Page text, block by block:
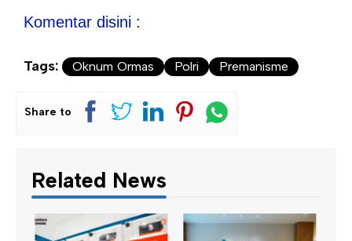
Komentar disini :
Tags: Oknum Ormas Polri Premanisme
Share to
Related News